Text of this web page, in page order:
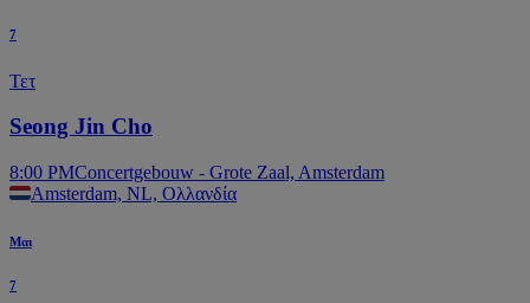
7
Τετ
Seong Jin Cho
8:00 PMConcertgebouw - Grote Zaal, Amsterdam
Amsterdam, NL, Ολλανδία
Μαι
7